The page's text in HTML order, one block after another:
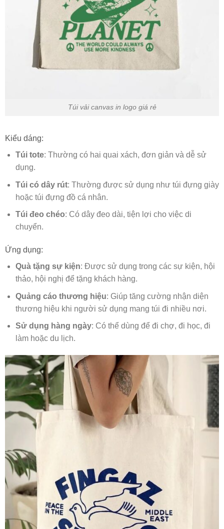
Túi vải canvas in logo giá rẻ
Kiểu dáng:
Túi tote: Thường có hai quai xách, đơn giản và dễ sử
dụng.
Túi có dây rút: Thường được sử dụng như túi đựng giày
hoặc túi đựng đồ cá nhân.
Túi đeo chéo: Có dây đeo dài, tiện lợi cho việc di
chuyển.
Ứng dụng:
Quà tặng sự kiện: Được sử dụng trong các sự kiện, hội
thảo, hội nghị để tặng khách hàng.
Quảng cáo thương hiệu: Giúp tăng cường nhận diện
thương hiệu khi người sử dụng mang túi đi nhiều nơi.
Sử dụng hàng ngày: Có thể dùng để đi chợ, đi học, đi
làm hoặc du lịch.